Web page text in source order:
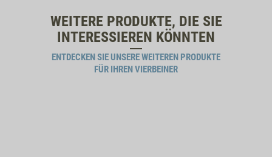
WEITERE PRODUKTE, DIE SIE
INTERESSIEREN KÖNNTEN
ENTDECKEN SIE UNSERE WEITEREN PRODUKTE
FÜR IHREN VIERBEINER